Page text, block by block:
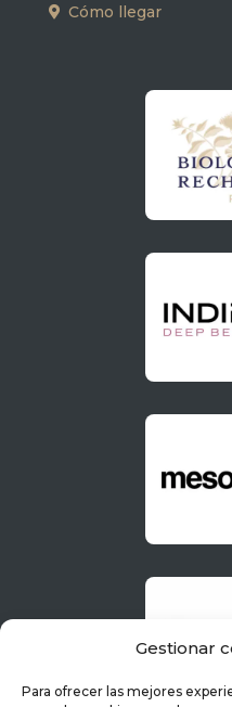
Gestionar
Para ofrecer las mejores
Cómo llegar